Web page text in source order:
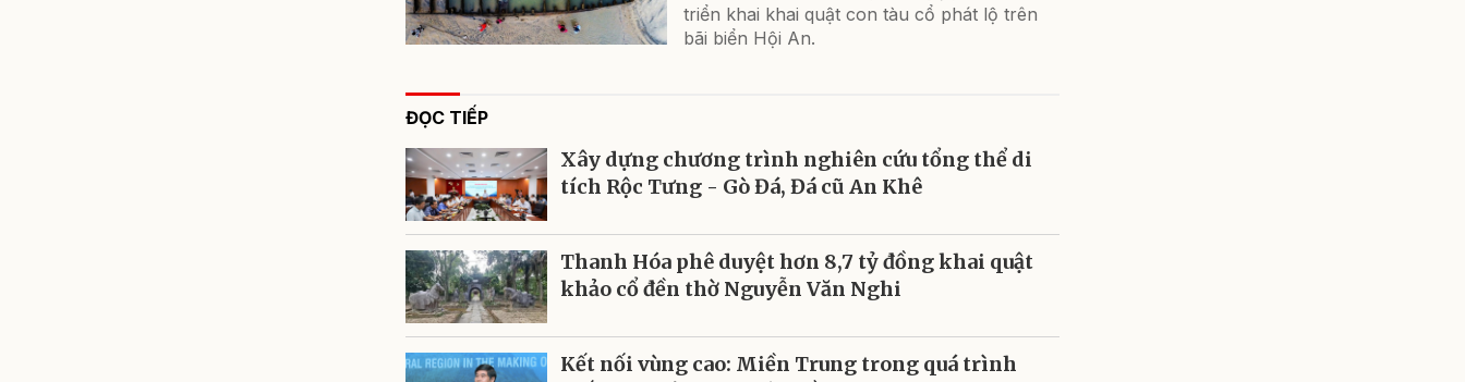
triển khai khai quật con tàu cổ phát lộ trên
bãi biển Hội An.
ĐỌC TIẾP
Xây dựng chương trình nghiên cứu tổng thể di
tích Rộc Tưng - Gò Đá, Đá cũ An Khê
Thanh Hóa phê duyệt hơn 8,7 tỷ đồng khai quật
khảo cổ đền thờ Nguyễn Văn Nghi
Kết nối vùng cao: Miền Trung trong quá trình